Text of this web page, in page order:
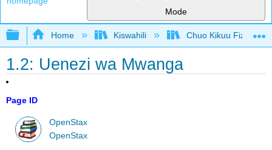
Mode
Expand/collapse global hierarchy
Home Kiswahili Chuo Kikuu Fizikia III
1.2: Uenezi wa Mwanga
Page ID
OpenStax
OpenStax